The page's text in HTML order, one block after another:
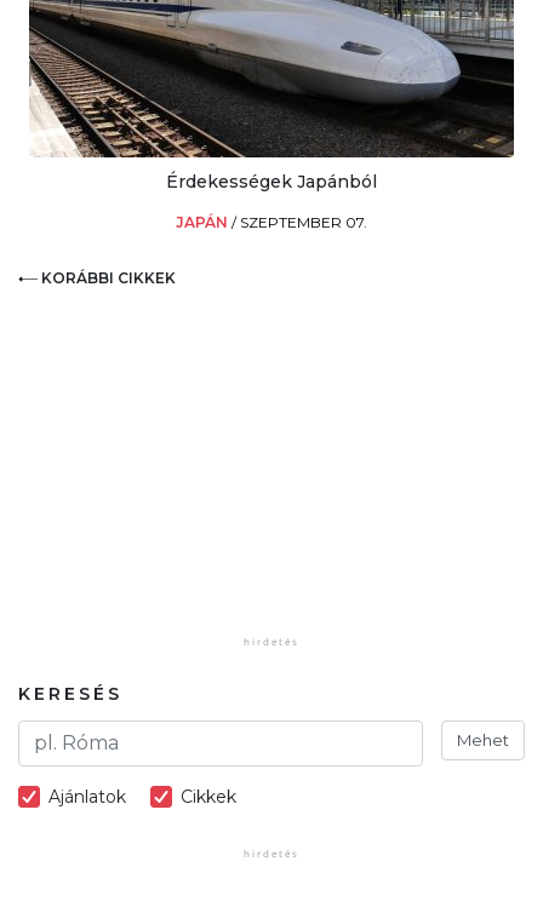
Érdekességek Japánból
JAPÁN / SZEPTEMBER 07.
KORÁBBI CIKKEK
KERESÉS
Mehet
Ajánlatok Cikkek